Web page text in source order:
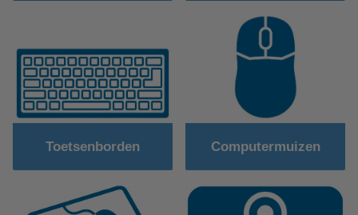
Toetsenborden Computermuizen